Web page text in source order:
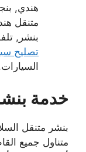
هندي,
متنقل
بنشر,
تصليح
خدمة
بنشر متنقل
متناول جميع